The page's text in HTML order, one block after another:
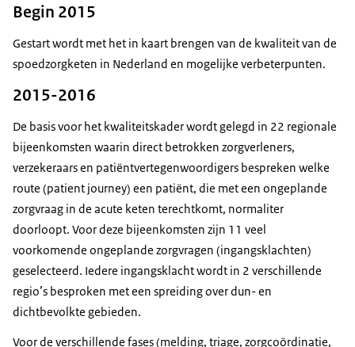
Begin 2015
Gestart wordt met het in kaart brengen van de kwaliteit van de
spoedzorgketen in Nederland en mogelijke verbeterpunten.
2015-2016
De basis voor het kwaliteitskader wordt gelegd in 22 regionale
bijeenkomsten waarin direct betrokken zorgverleners,
verzekeraars en patiëntvertegenwoordigers bespreken welke
route (patient journey) een patiënt, die met een ongeplande
zorgvraag in de acute keten terechtkomt, normaliter
doorloopt. Voor deze bijeenkomsten zijn 11 veel
voorkomende ongeplande zorgvragen (ingangsklachten)
geselecteerd. Iedere ingangsklacht wordt in 2 verschillende
regio’s besproken met een spreiding over dun- en
dichtbevolkte gebieden.
Voor de verschillende fases (melding, triage, zorgcoördinatie,